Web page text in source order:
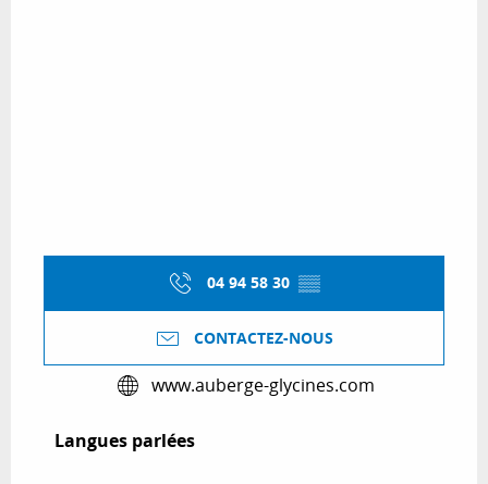
04 94 58 30 ▒▒
CONTACTEZ-NOUS
www.auberge-glycines.com
Langues parlées
Langues parlées